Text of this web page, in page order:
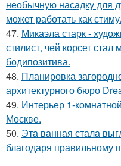
необычную насадку для
может работать как
47. Микаэла старк -
стилист, чей корсет
бодипозитива.
48. Планировка
архитектурного бюро
49. Интерьер 1-
Москве.
50. Эта ванная стала
благодаря правильному